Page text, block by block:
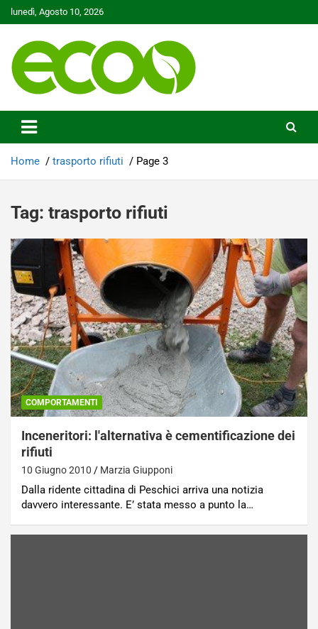
Skip
to
lunedì, Agosto 10, 2026
Ecoo.it
Home trasporto rifiuti Page 3
Tag: trasporto rifiuti
COMPORTAMENTI
Inceneritori: l'alternativa è cementificazione dei
rifiuti
10 Giugno 2010 Marzia Giupponi
Dalla ridente cittadina di Peschici arriva una notizia
davvero interessante. E’ stata messo a punto la…